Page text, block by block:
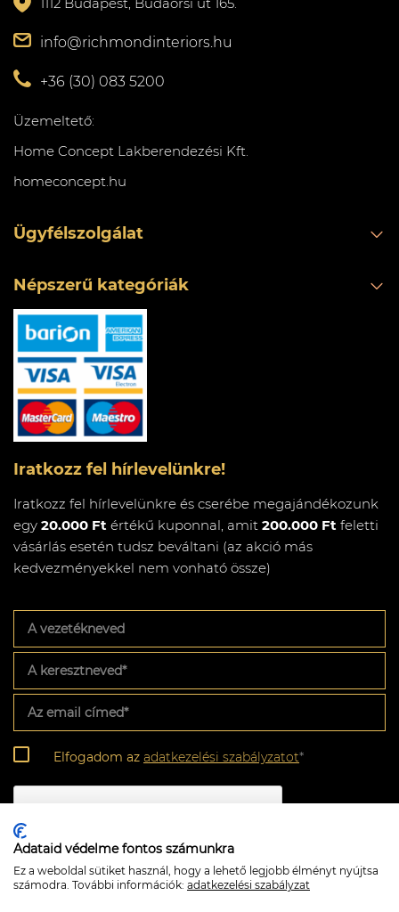
info@richmondinteriors.hu
+36 (30) 083 5200
Üzemeltető:
Home Concept Lakberendezési Kft.
homeconcept.hu
Ügyfélszolgálat
Népszerű kategóriák
Iratkozz fel hírlevelünkre!
Iratkozz fel hírlevelünkre és cserébe megajándékozunk
egy 20.000 Ft értékű kuponnal, amit 200.000 Ft feletti
vásárlás esetén tudsz beváltani (az akció más
kedvezményekkel nem vonható össze)
vezetékneved
keresztneved*
email
címed*
Adatkezelési
szabályzat*
Elfogadom az adatkezelési szabályzatot*
CAPTCHA
Feliratkozom
Adataid védelme fontos számunkra
Ez a weboldal sütiket használ, hogy a lehető legjobb élményt nyújtsa
számodra. További információk: adatkezelési szabályzat